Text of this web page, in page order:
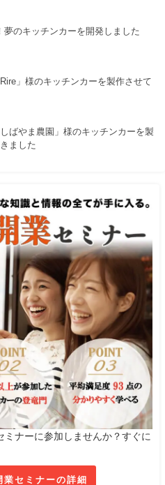
夢のキッチンカーを開発しました
」様のキッチンカーを製作させて
ばやま農園」様のキッチンカーを製
ました
ナーに参加しませんか？すぐに
業セミナーの詳細